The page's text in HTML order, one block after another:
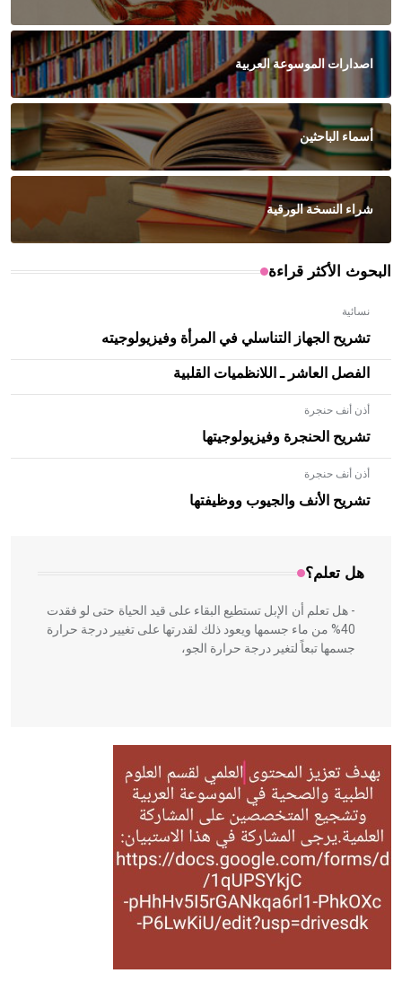
اصدارات الموسوعة العربية
أسماء الباحثين
شراء النسخة الورقية
البحوث الأكثر قراءة
نسائية
تشريح الجهاز التناسلي في المرأة وفيزيولوجيته
الفصل العاشر ـ اللانظميات القلبية
أذن أنف حنجرة
تشريح الحنجرة وفيزيولوجيتها
أذن أنف حنجرة
تشريح الأنف والجيوب ووظيفتها
هل تعلم؟
- هل تعلم أن الأبلق نوع من الفنون الهندسية التي ارتبطت
بالعمارة الإسلامية في بلاد الشام ومصر خاصة، حيث يحرص
المعمار على بناء مداميكه وخاصة في الواجهات
- هل تعلم أن الإبل تستطيع البقاء على قيد الحياة حتى لو فقدت
40% من ماء جسمها ويعود ذلك لقدرتها على تغيير درجة حرارة
جسمها تبعاً لتغير درجة حرارة الجو،
- هل تعلم أن أبقراط كتب في الطب أربعة مؤلفات هي:
الحكم، الأدلة، تنظيم التغذية، ورسالته في جروح الرأس. ويعود
له الفضل بأنه حرر الطب من الدين والفلسفة.
- هل تعلم أن المرجان إفراز حيواني يتكون في البحر ويتركب
من مادة كربونات الكلسيوم، وهو أحمر أو شديد الحمرة وهو
أجود أنواعه، ويمتاز بكبر الحجم ويسمى الش